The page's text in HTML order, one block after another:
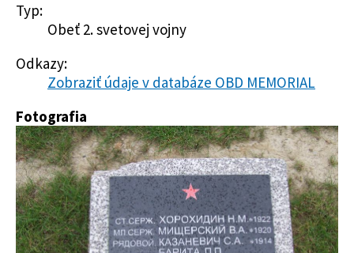
Typ:
Obeť 2. svetovej vojny
Odkazy:
Zobraziť údaje v databáze OBD MEMORIAL
Fotografia